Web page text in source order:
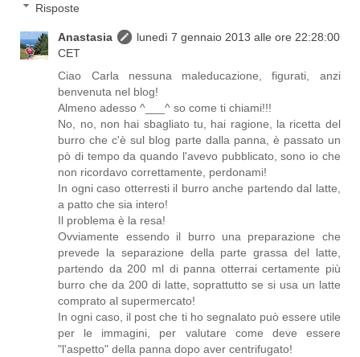
Risposte
Anastasia
lunedì 7 gennaio 2013 alle ore 22:28:00
CET
Ciao Carla nessuna maleducazione, figurati, anzi
benvenuta nel blog!
Almeno adesso ^___^ so come ti chiami!!!
No, no, non hai sbagliato tu, hai ragione, la ricetta del
burro che c'è sul blog parte dalla panna, è passato un
pò di tempo da quando l'avevo pubblicato, sono io che
non ricordavo correttamente, perdonami!
In ogni caso otterresti il burro anche partendo dal latte,
a patto che sia intero!
Il problema è la resa!
Ovviamente essendo il burro una preparazione che
prevede la separazione della parte grassa del latte,
partendo da 200 ml di panna otterrai certamente più
burro che da 200 di latte, soprattutto se si usa un latte
comprato al supermercato!
In ogni caso, il post che ti ho segnalato può essere utile
per le immagini, per valutare come deve essere
"l'aspetto" della panna dopo aver centrifugato!